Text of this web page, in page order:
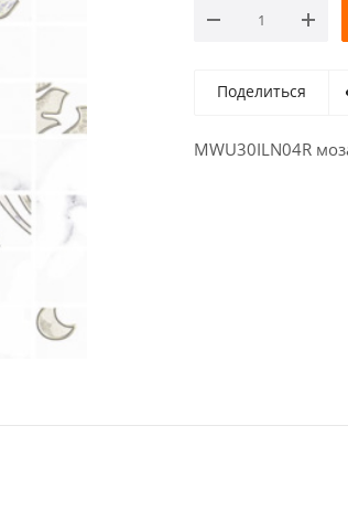
Поделиться
MWU30ILN04R